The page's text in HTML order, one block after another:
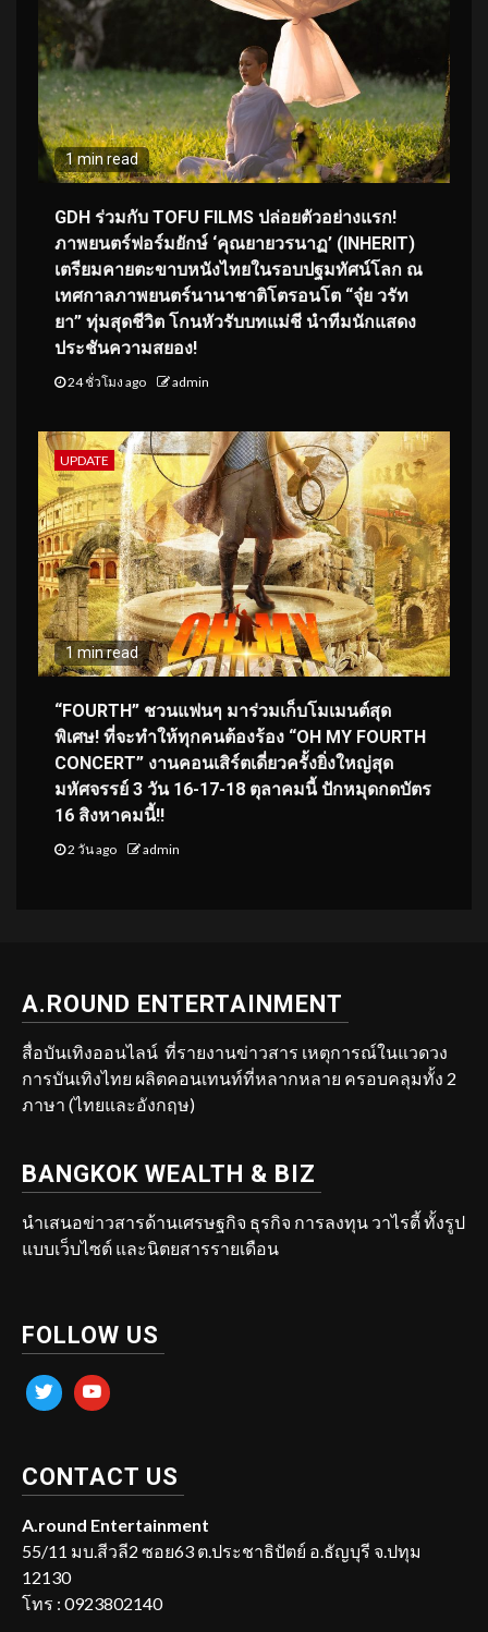
1 min read
GDH ร่วมกับ TOFU FILMS ปล่อยตัวอย่างแรก!
ภาพยนตร์ฟอร์มยักษ์ ‘คุณยายวรนาฏ’ (INHERIT)
เตรียมคายตะขาบหนังไทยในรอบปฐมทัศน์โลก ณ
เทศกาลภาพยนตร์นานาชาติโตรอนโต “จุ๋ย วรัท
ยา” ทุ่มสุดชีวิต โกนหัวรับบทแม่ชี นำทีมนักแสดง
ประชันความสยอง!
24 ชั่วโมง ago admin
UPDATE
1 min read
“FOURTH” ชวนแฟนๆ มาร่วมเก็บโมเมนต์สุด
พิเศษ! ที่จะทำให้ทุกคนต้องร้อง “OH MY FOURTH
CONCERT” งานคอนเสิร์ตเดี่ยวครั้งยิ่งใหญ่สุด
มหัศจรรย์ 3 วัน 16-17-18 ตุลาคมนี้ ปักหมุดกดบัตร
16 สิงหาคมนี้!!
2 วัน ago admin
A.ROUND ENTERTAINMENT
สื่อบันเทิงออนไลน์ ที่รายงานข่าวสาร เหตุการณ์ในแวดวง
การบันเทิงไทย ผลิตคอนเทนท์ที่หลากหลาย ครอบคลุมทั้ง 2
ภาษา (ไทยและอังกฤษ)
BANGKOK WEALTH & BIZ
นำเสนอข่าวสารด้านเศรษฐกิจ ธุรกิจ การลงทุน วาไรตี้ ทั้งรูป
แบบเว็บไซต์ และนิตยสารรายเดือน
FOLLOW US
twitter youtube
CONTACT US
A.round Entertainment
55/11 มบ.สีวลี2 ซอย63 ต.ประชาธิปัตย์ อ.ธัญบุรี จ.ปทุม
12130
โทร : 0923802140